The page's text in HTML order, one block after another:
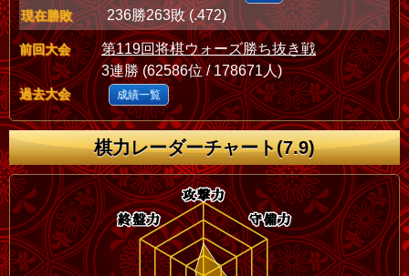
現在勝敗 236勝263敗 (.472)
前回大会
第119回将棋ウォーズ勝ち抜き戦
3連勝 (62586位 / 178671人)
過去大会 成績一覧
棋力レーダーチャート(7.9)